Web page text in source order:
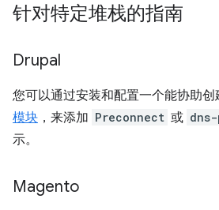
针对特定堆栈的指南
Drupal
您可以通过安装和配置一个能协助
模块 ，来添加 Preconnect 或
示。
Magento